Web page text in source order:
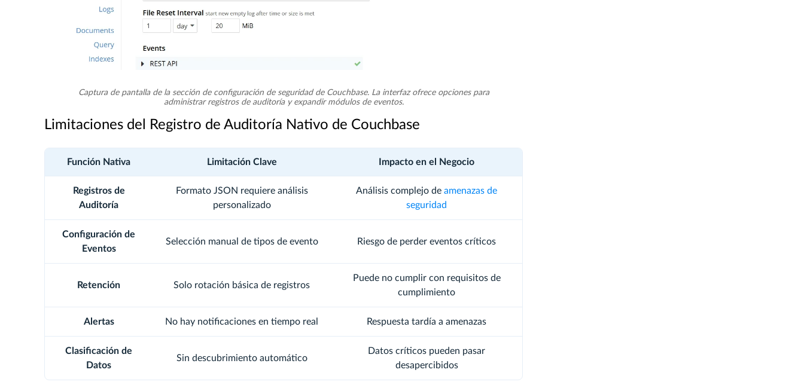
Captura de pantalla de la sección de configuración de seguridad de Couchbase. La interfaz ofrece opciones para
administrar registros de auditoría y expandir módulos de eventos.
Limitaciones del Registro de Auditoría Nativo de Couchbase
Función Nativa Limitación Clave Impacto en el Negocio
Registros de
Auditoría
Formato JSON requiere análisis
personalizado
Análisis complejo de amenazas de
seguridad
Configuración de
Eventos
Selección manual de tipos de evento Riesgo de perder eventos críticos
Retención Solo rotación básica de registros
Puede no cumplir con requisitos de
cumplimiento
Alertas No hay notificaciones en tiempo real Respuesta tardía a amenazas
Clasificación de
Datos
Sin descubrimiento automático
Datos críticos pueden pasar
desapercibidos